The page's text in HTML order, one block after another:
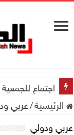
اجتماع
الرئيسية/عربي
عربي ودولي